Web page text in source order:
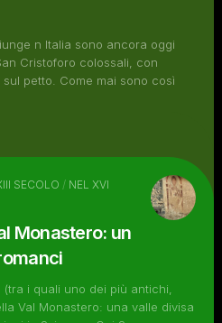
n Italia sono ancora oggi
Cristoforo colossali, con
petto. Come mai sono così
SECOLO / NEL XVI
Monastero: un
i quali uno dei più antichi,
Val Monastero: una valle divisa